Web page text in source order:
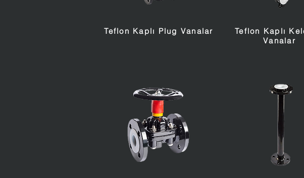
Teflon Kaplı Plug Vanalar
Teflon Kaplı
Vanalar